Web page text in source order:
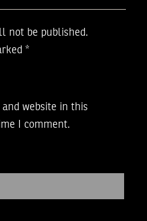
not be published.
*
website in this
I comment.